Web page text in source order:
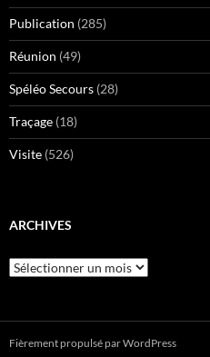
Publication (285)
Réunion (49)
Spéléo Secours (28)
Traçage (18)
Visite (526)
ARCHIVES
Archives
Fièrement propulsé par WordPress